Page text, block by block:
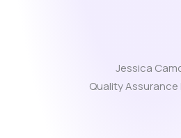
Jessica
Quality Assurance